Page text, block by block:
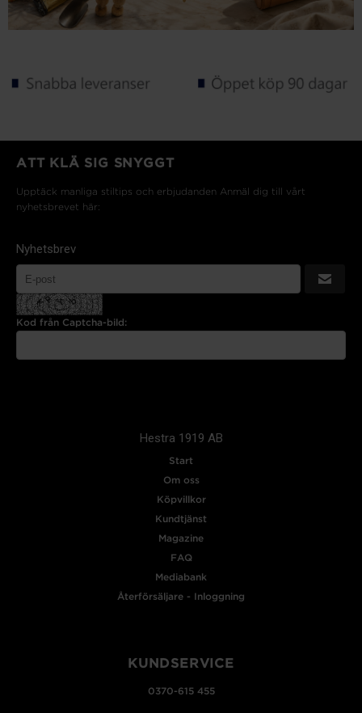
ATT KLÄ SIG SNYGGT
Upptäck manliga stiltips och erbjudanden Anmäl dig till vårt
nyhetsbrevet här:
Nyhetsbrev
Kod från Captcha-bild:
Hestra 1919 AB
Start
Om oss
Köpvillkor
Kundtjänst
Magazine
FAQ
Mediabank
Återförsäljare - Inloggning
KUNDSERVICE
0370-615 455